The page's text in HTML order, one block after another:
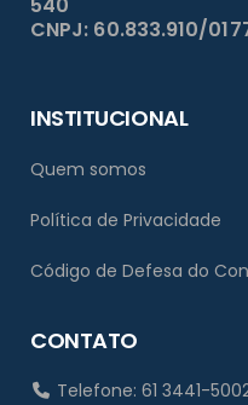
540
CNPJ: 60.833.910/
INSTITUCIONAL
Quem somos
Política de Privacidade
Código de Defesa do
CONTATO
Telefone: 61 3441-